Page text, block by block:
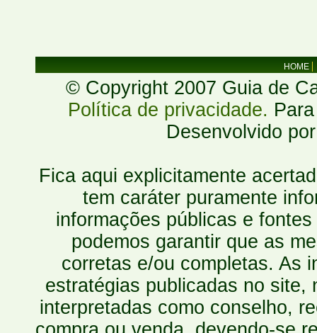
HOME
© Copyright 2007 Guia de
Política de privacidade.
Desenvolvido
Fica aqui explicitamente
tem caráter puramente
informações públicas e
podemos garantir que as
corretas e/ou completas. As
estratégias publicadas no site,
interpretadas como conselho,